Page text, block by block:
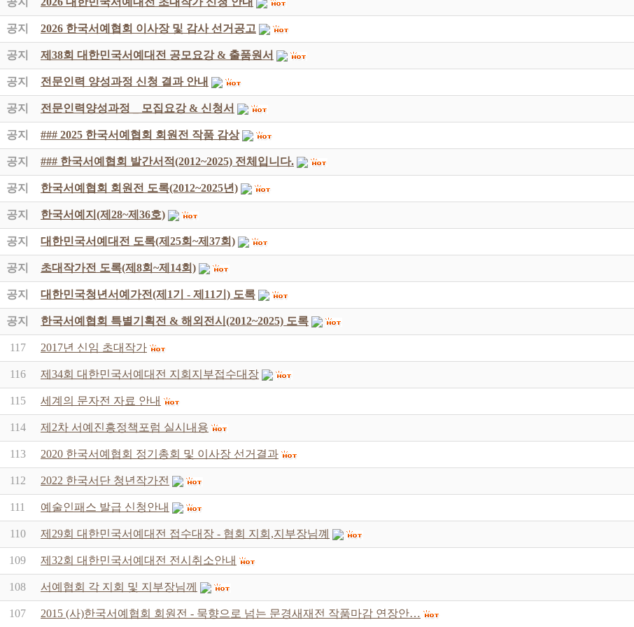
공지 2026 한국서예협회 이사장 및 감사 선거공고
공지 제38회 대한민국서예대전 공모요강 & 출품원서
공지 전문인력 양성과정 신청 결과 안내
공지 전문인력양성과정 _ 모집요강 & 신청서
공지 ### 2025 한국서예협회 회원전 작품 감상
공지 ### 한국서예협회 발간서적(2012~2025) 전체입니다.
공지 한국서예협회 회원전 도록(2012~2025년)
공지 한국서예지(제28~제36호)
공지 대한민국서예대전 도록(제25회~제37회)
공지 초대작가전 도록(제8회~제14회)
공지 대한민국청년서예가전(제1기 - 제11기) 도록
공지 한국서예협회 특별기획전 & 해외전시(2012~2025) 도록
117 2017년 신임 초대작가
116 제34회 대한민국서예대전 지회지부접수대장
115 세계의 문자전 자료 안내
114 제2차 서예진흥정책포럼 실시내용
113 2020 한국서예협회 정기총회 및 이사장 선거결과
112 2022 한국서단 청년작가전
111 예술인패스 발급 신청안내
110 제29회 대한민국서예대전 접수대장 - 협회 지회,지부장님꼐
109 제32회 대한민국서예대전 전시취소안내
108 서예협회 각 지회 및 지부장님께
107 2015 (사)한국서예협회 회원전 - 묵향으로 넘는 문경새재전 작품마감 연장안…